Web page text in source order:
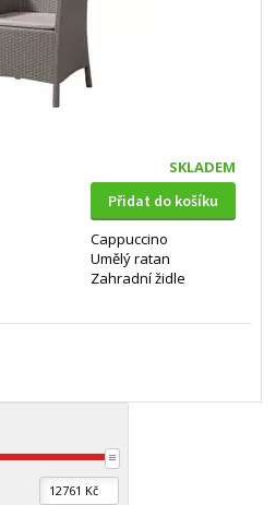
SKLADEM
Přidat do košíku
Cappuccino
Umělý ratan
Zahradní židle